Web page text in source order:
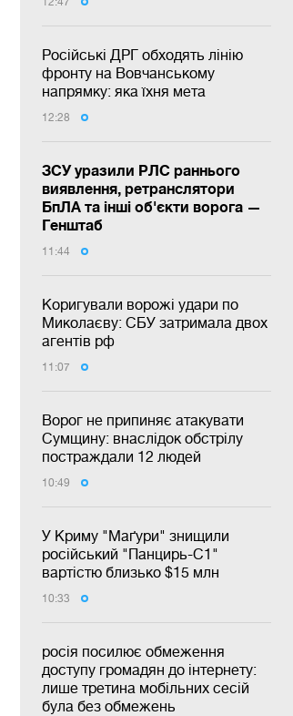
Російські ДРГ обходять лінію
фронту на Вовчанському
напрямку: яка їхня мета
12:28
ЗСУ уразили РЛС раннього
виявлення, ретранслятори
БпЛА та інші об'єкти ворога —
Генштаб
11:44
Коригували ворожі удари по
Миколаєву: СБУ затримала двох
агентів рф
11:07
Ворог не припиняє атакувати
Сумщину: внаслідок обстрілу
постраждали 12 людей
10:49
У Криму "Маґури" знищили
російський "Панцирь-С1"
вартістю близько $15 млн
10:33
росія посилює обмеження
доступу громадян до інтернету:
лише третина мобільних сесій
була без обмежень